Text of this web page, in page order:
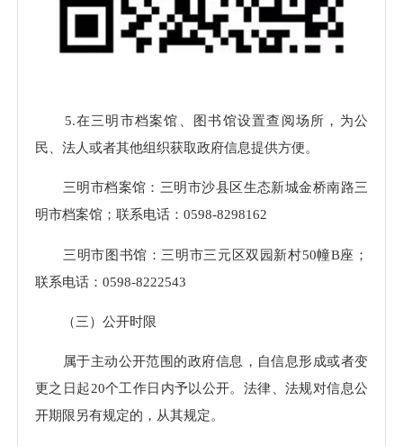
5.在三明市档案馆、图书馆设置查阅场所，为公
民、法人或者其他组织获取政府信息提供方便。
三明市档案馆：三明市沙县区生态新城金桥南路三
明市档案馆；联系电话：0598-8298162
三明市图书馆：三明市三元区双园新村50幢B座；
联系电话：0598-8222543
（三）公开时限
属于主动公开范围的政府信息，自信息形成或者变
更之日起20个工作日内予以公开。法律、法规对信息公
开期限另有规定的，从其规定。